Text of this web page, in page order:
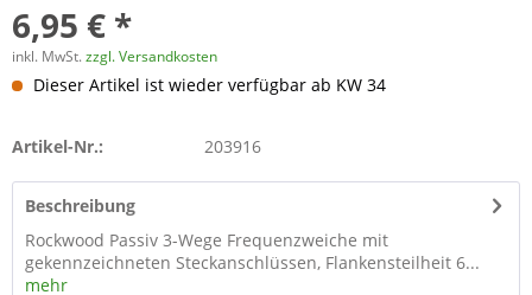
6,95 € *
inkl. MwSt.zzgl. Versandkosten
Dieser Artikel ist wieder verfügbar ab KW 34
Artikel-Nr.: 203916
Beschreibung
Rockwood Passiv 3-Wege Frequenzweiche mit
gekennzeichneten Steckanschlüssen, Flankensteilheit 6...
mehr